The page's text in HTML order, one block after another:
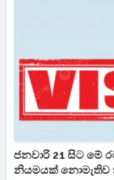
ජනවාරි 21 සිට මේ
නියමයක් නොමැතිව